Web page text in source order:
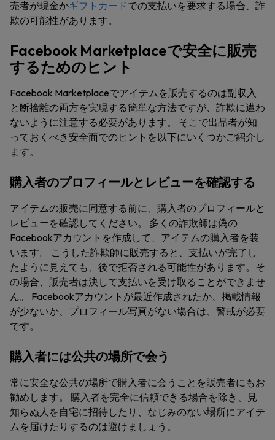
売者が現金かギフトカードでの支払いを要求する場合、詐
欺の可能性があります。
Facebook Marketplaceで安全に販売
するためのヒント
Facebook Marketplaceでアイテムを販売するのは副収入
と断捨離の両方を実現する簡単な方法ですが、詐欺に遭わ
ないように注意する必要があります。 そこで出品者が知
っておくべき安全面でのヒントを以下にいくつかご紹介し
ます。
購入者のプロフィールとレビューを確認する
アイテムの販売に同意する前に、購入者のプロフィールと
レビューを確認してください。 多くの詐欺師は偽の
Facebookアカウントを作成して、アイテムの購入者を装
います。 こうした詐欺師に販売すると、支払いが完了し
たように見えても、後で拒否される可能性があります。そ
の場合、販売者は決して支払いを受け取ることができませ
ん。 Facebookアカウントが最近作成されたか、掲載情報
が少ないか、プロフィール写真がない場合は、警戒が必要
です。
購入者には公共の場所で会う
常に安全な公共の場所で購入者に会うことを販売者にもお
勧めします。 購入者を完全に信頼できる場合を除き、見
知らぬ人を自宅に招待したり、なじみのない場所にアイテ
ムを届けたりするのは避けましょう。